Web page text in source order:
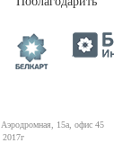
15а, офис 45
2017г